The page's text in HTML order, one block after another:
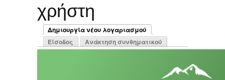
χρήστη
Πρωτεύουσες καρτέλες
Δημιουργία νέου λογαριασμού
(ενεργή καρτέλα)
Είσοδος Ανάκτηση συνθηματικού